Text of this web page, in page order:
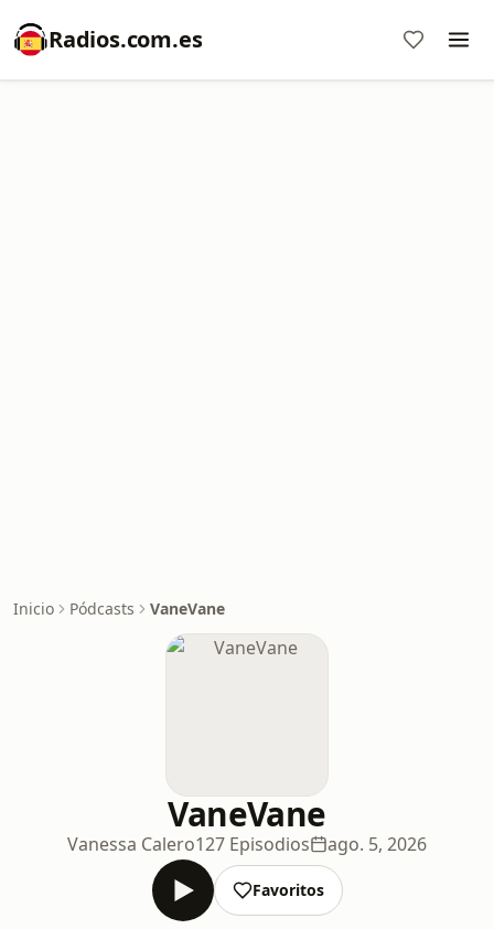
Radios.com.es
Inicio Pódcasts VaneVane
VaneVane
Vanessa Calero127 Episodios ago. 5, 2026
Favoritos